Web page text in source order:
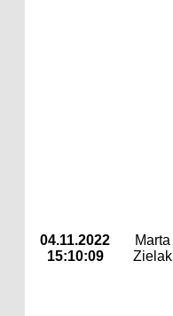
04.11.2022
15:10:09
Marta
Zielak